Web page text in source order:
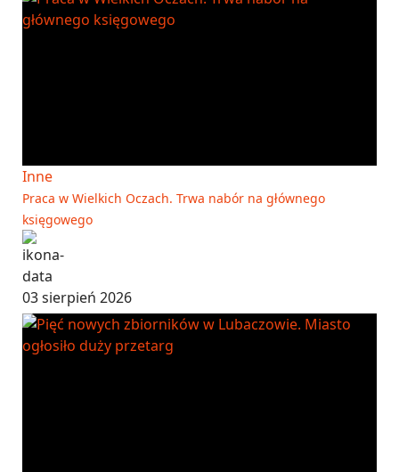
Inne
Praca w Wielkich Oczach. Trwa nabór na głównego
księgowego
03 sierpień 2026